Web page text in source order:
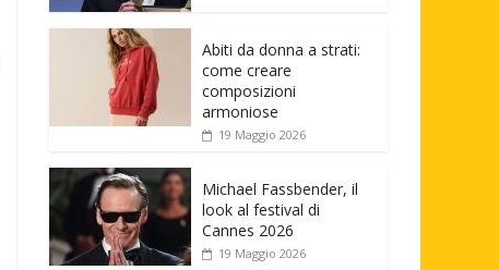
Abiti da donna a strati:
come creare
composizioni
armoniose
19 Maggio 2026
Michael Fassbender, il
look al festival di
Cannes 2026
19 Maggio 2026